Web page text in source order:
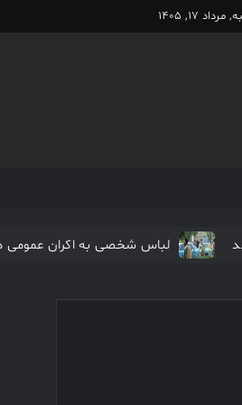
17, 1405
لباس شخصی به اکران عمومی